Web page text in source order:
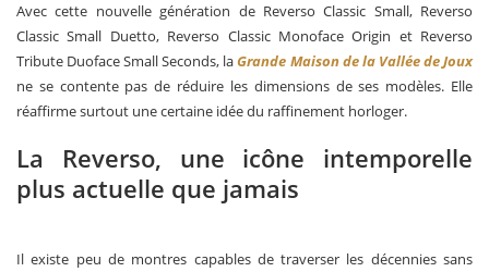
Avec cette nouvelle génération de Reverso Classic Small, Reverso
Classic Small Duetto, Reverso Classic Monoface Origin et Reverso
Tribute Duoface Small Seconds, laGrande Maison de la Vallée de Joux
ne se contente pas de réduire les dimensions de ses modèles. Elle
réaffirme surtout une certaine idée du raffinement horloger.
La Reverso, une icône intemporelle
plus actuelle que jamais
Il existe peu de montres capables de traverser les décennies sans